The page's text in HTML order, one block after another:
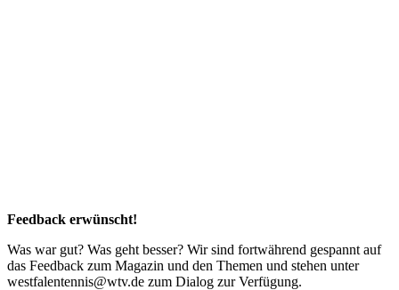
Feedback erwünscht!
Was war gut? Was geht besser? Wir sind fortwährend gespannt auf
das Feedback zum Magazin und den Themen und stehen unter
westfalentennis@wtv.de zum Dialog zur Verfügung.